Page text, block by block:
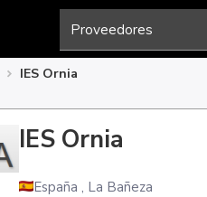
IES Ornia
IES Ornia
España , La Bañeza